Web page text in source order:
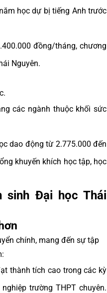
học dự bị tiếng Anh trước
đồng/tháng, chương
Nguyên.
các ngành thuộc khối sức
dao động từ 2.775.000 đến
khuyến khích học tập, học
sinh Đại học Thái
chính, mang đến sự tập
thành tích cao trong các kỳ
trường THPT chuyên.